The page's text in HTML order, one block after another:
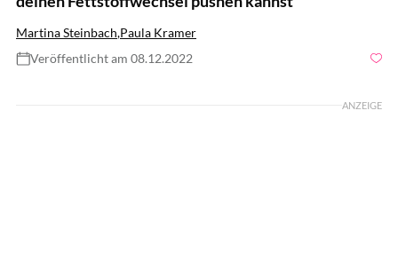
Martina Steinbach,Paula Kramer
Veröffentlicht am 08.12.2022
ANZEIGE